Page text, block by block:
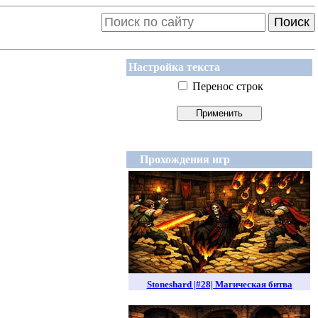
Поиск
Настройка текста
Перенос строк
Прохождения игр
Stoneshard |#28| Магическая битва